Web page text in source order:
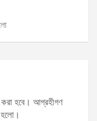
করা হবে। আগ্রহীগণ
হলো।